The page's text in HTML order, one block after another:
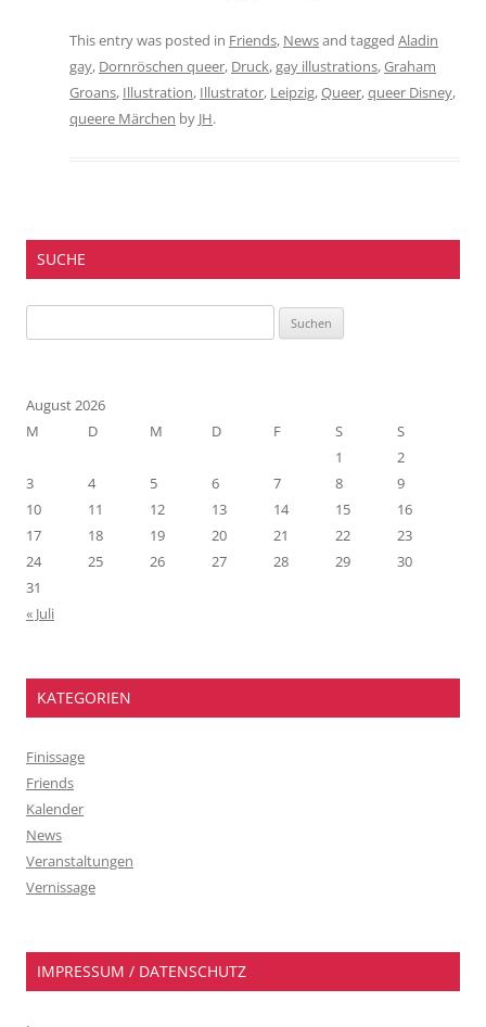
This entry was posted in Friends, Newsand tagged Aladin
gay, Dornröschen queer, Druck,gay illustrations,Graham
Groans, Illustration, Illustrator, Leipzig,Queer,queer Disney,
queere Märchen by JH.
SUCHE
nach:
August 2026
M
D M D F S
S
1
2
3
4 5 6 7 8
9
10
11 12 13 14 15
16
17
18 19 20 21 22
23
24
25 26 27 28 29
30
31
« Juli
KATEGORIEN
Finissage
Friends
Kalender
News
Veranstaltungen
Vernissage
IMPRESSUM / DATENSCHUTZ